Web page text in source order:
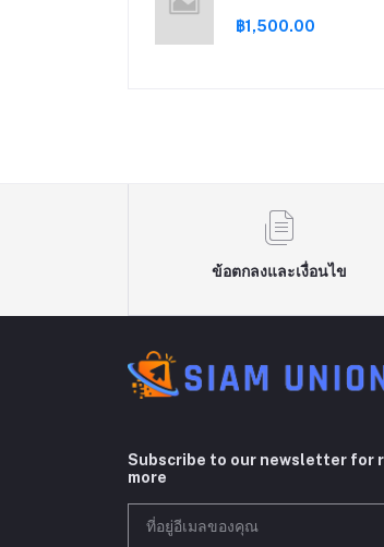
จากไม้สักทอง
฿1,500.00
ข้อตกลงและเงื่อนไข
Subscribe to our newsletter for
more